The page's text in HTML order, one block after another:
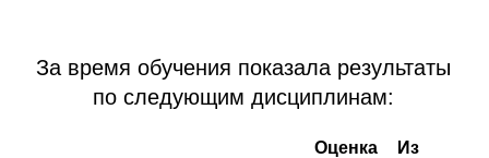
За время обучения показала результаты
по следующим дисциплинам:
Оценка Из